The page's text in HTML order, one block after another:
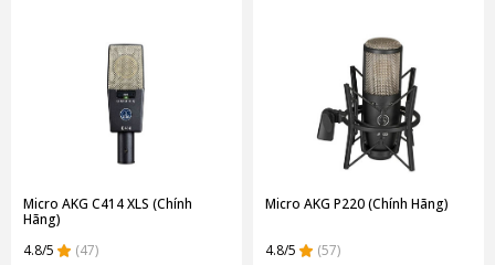
Micro AKG C414 XLS (Chính
Hãng)
4.8/5
(47)
Micro AKG P220 (Chính Hãng)
4.8/5 (57)